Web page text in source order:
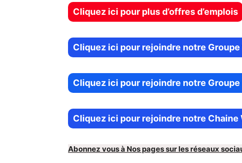
Cliquez ici pour plus d’offres d’emplois
Cliquez ici pour rejoindre notre
Cliquez ici pour rejoindre notre Groupe
Cliquez ici pour rejoindre notre Chaine
Abonnez vous à Nos pages sur les réseaux